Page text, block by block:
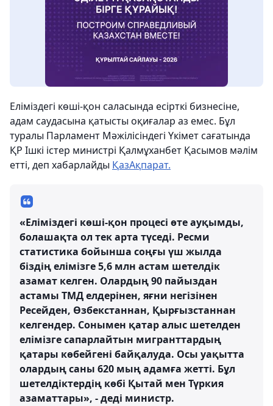
Еліміздегі көші-қон саласында есірткі бизнесіне,
адам саудасына қатысты оқиғалар аз емес. Бұл
туралы Парламент Мәжілісіндегі Үкімет сағатында
ҚР Ішкі істер министрі Қалмұханбет Қасымов мәлім
етті, деп хабарлайды ҚазАқпарат.
«Еліміздегі көші-қон процесі өте ауқымды,
болашақта ол тек арта түседі. Ресми
статистика бойынша соңғы үш жылда
біздің елімізге 5,6 млн астам шетелдік
азамат келген. Олардың 90 пайыздан
астамы ТМД елдерінен, яғни негізінен
Ресейден, Өзбекстаннан, Қырғызстаннан
келгендер. Сонымен қатар алыс шетелден
елімізге сапарлайтын мигранттардың
қатары көбейгені байқалуда. Осы уақытта
олардың саны 620 мың адамға жетті. Бұл
шетелдіктердің көбі Қытай мен Түркия
азаматтары», - деді министр.